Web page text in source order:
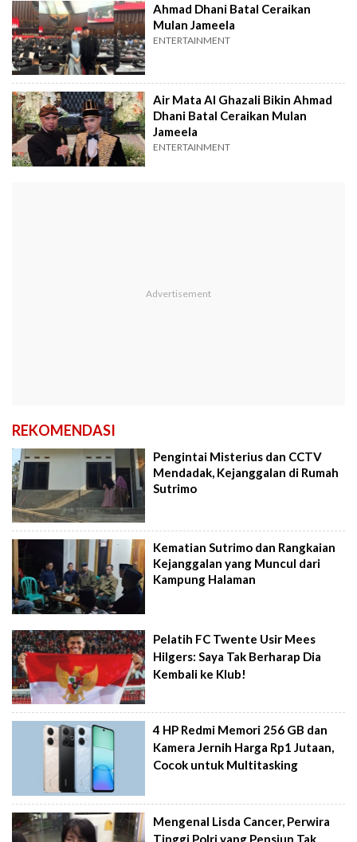
Ahmad Dhani Batal Ceraikan
Mulan Jameela
ENTERTAINMENT
Air Mata Al Ghazali Bikin Ahmad
Dhani Batal Ceraikan Mulan
Jameela
ENTERTAINMENT
REKOMENDASI
Pengintai Misterius dan CCTV
Mendadak, Kejanggalan di Rumah
Sutrimo
Kematian Sutrimo dan Rangkaian
Kejanggalan yang Muncul dari
Kampung Halaman
Pelatih FC Twente Usir Mees
Hilgers: Saya Tak Berharap Dia
Kembali ke Klub!
4 HP Redmi Memori 256 GB dan
Kamera Jernih Harga Rp1 Jutaan,
Cocok untuk Multitasking
Mengenal Lisda Cancer, Perwira
Tinggi Polri yang Pensiun Tak